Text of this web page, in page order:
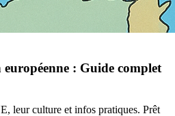
: Guide complet
leur culture et infos pratiques. Prêt